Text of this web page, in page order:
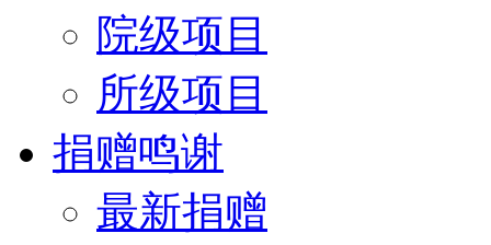
院级项目
所级项目
捐赠鸣谢
最新捐赠